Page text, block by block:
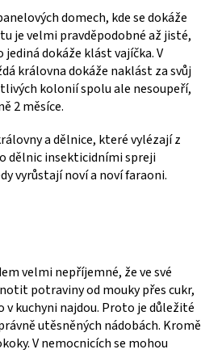
domech, kde se dokáže
je velmi pravděpodobné až jisté,
dokáže klást vajíčka. V
královna dokáže naklást za svůj
kolonií spolu ale nesoupeří,
2 měsíce.
a dělnice, které vylézají z
dělnic insekticidními spreji
vyrůstají noví a noví faraoni.
velmi nepříjemné, že ve své
potraviny od mouky přes cukr,
v kuchyni najdou. Proto je důležité
utěsněných nádobách. Kromě
V nemocnicích se mohou